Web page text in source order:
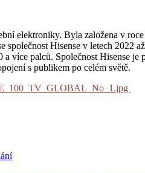
elektroniky. Byla založena v
Hisense v letech
více palců. Společnost
s publikem po celém světě.